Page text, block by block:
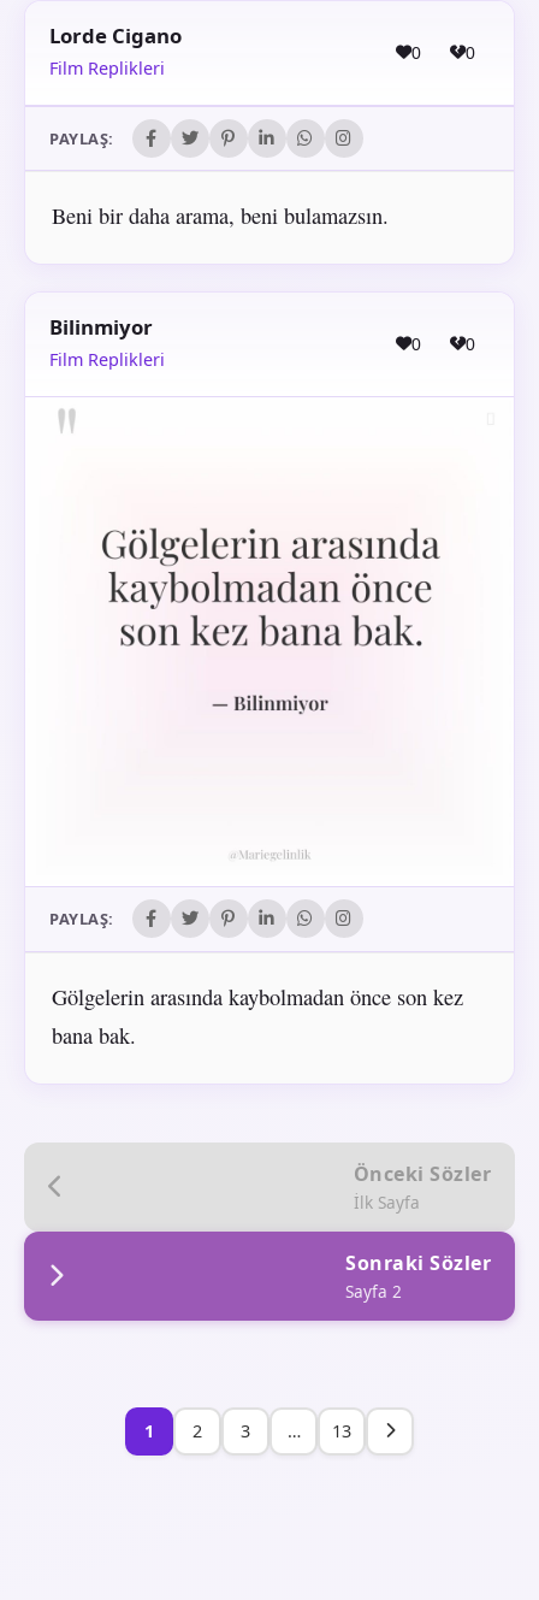
Lorde Cigano
Film Replikleri
0 0
PAYLAŞ:
Beni bir daha arama, beni bulamazsın.
Bilinmiyor
Film Replikleri
0 0
PAYLAŞ:
Gölgelerin arasında kaybolmadan önce son kez
bana bak.
Önceki Sözler
İlk Sayfa
Sonraki Sözler
Sayfa 2
1 2 3 … 13